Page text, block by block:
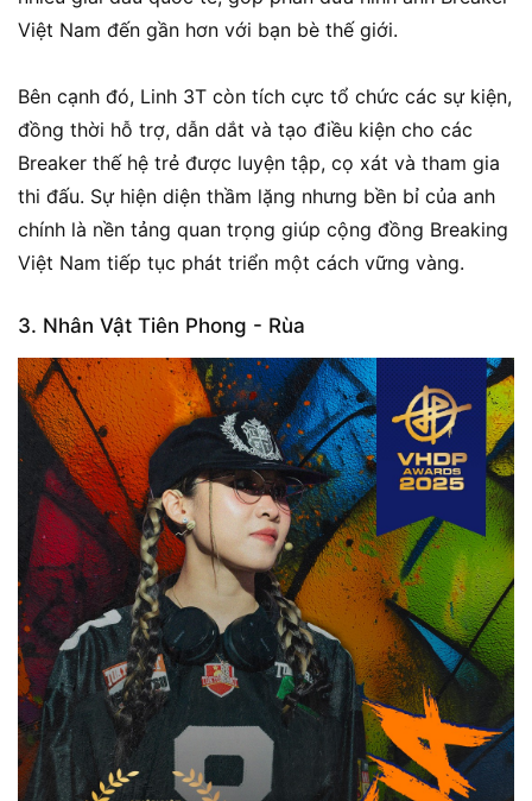
Việt Nam đến gần hơn với bạn bè thế giới.
Bên cạnh đó, Linh 3T còn tích cực tổ chức các sự kiện,
đồng thời hỗ trợ, dẫn dắt và tạo điều kiện cho các
Breaker thế hệ trẻ được luyện tập, cọ xát và tham gia
thi đấu. Sự hiện diện thầm lặng nhưng bền bỉ của anh
chính là nền tảng quan trọng giúp cộng đồng Breaking
Việt Nam tiếp tục phát triển một cách vững vàng.
3. Nhân Vật Tiên Phong - Rùa